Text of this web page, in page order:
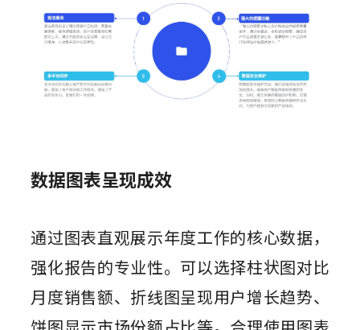
数据图表呈现成效
通过图表直观展示年度工作的核心数据，
强化报告的专业性。可以选择柱状图对比
月度销售额、折线图呈现用户增长趋势、